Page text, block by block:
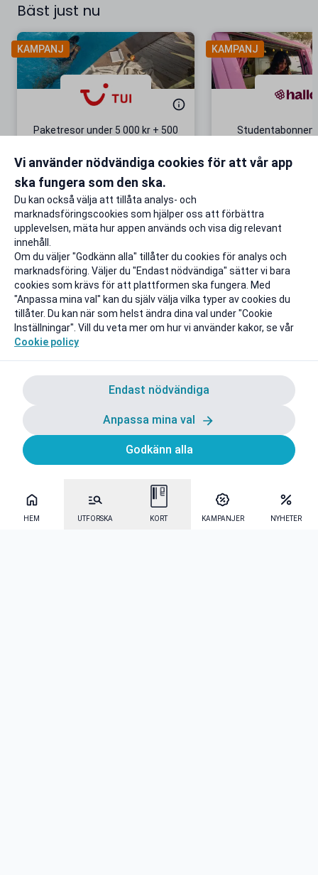
HEM UTFORSKA KORT KAMPANJER NYHETER
Bäst just nu
KAMPANJ
Paketresor under 5 000 kr + 500
Gäller även på redan prissänkta
Till rabatten
KAMPANJ
+ 20 GB
Vi använder nödvändiga cookies för att vår app
ska fungera som den ska.
Du kan också välja att tillåta analys- och
marknadsföringscookies som hjälper oss att förbättra
upplevelsen, mäta hur appen används och visa dig relevant
innehåll.
Om du väljer "Godkänn alla" tillåter du cookies för analys och
marknadsföring. Väljer du "Endast nödvändiga" sätter vi bara
cookies som krävs för att plattformen ska fungera. Med
"Anpassa mina val" kan du själv välja vilka typer av cookies du
tillåter. Du kan när som helst ändra dina val under "Cookie
Inställningar". Vill du veta mer om hur vi använder kakor, se vår
Cookie policy
Endast nödvändiga
Anpassa mina val
Godkänn alla